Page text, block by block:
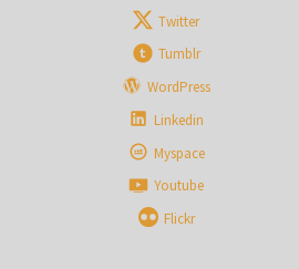
Twitter
Tumblr
WordPress
Linkedin
Myspace
Youtube
Flickr